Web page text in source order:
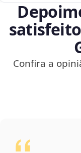
Confira a